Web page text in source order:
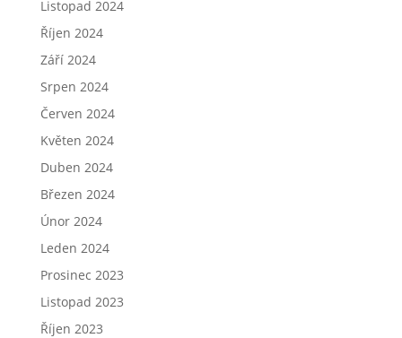
Listopad 2024
Říjen 2024
Září 2024
Srpen 2024
Červen 2024
Květen 2024
Duben 2024
Březen 2024
Únor 2024
Leden 2024
Prosinec 2023
Listopad 2023
Říjen 2023